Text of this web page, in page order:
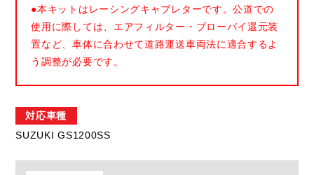
●本キットはレーシングキャブレターです。公道での
使用に際しては、エアフィルター・ブローバイ還元装
置など、車体に合わせて道路運送車両法に適合するよ
う調整が必要です。
対応車種
SUZUKI GS1200SS